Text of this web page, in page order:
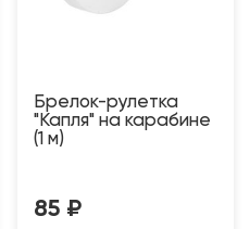
Брелок-рулетка
"Капля" на карабине
(1 м)
85 ₽